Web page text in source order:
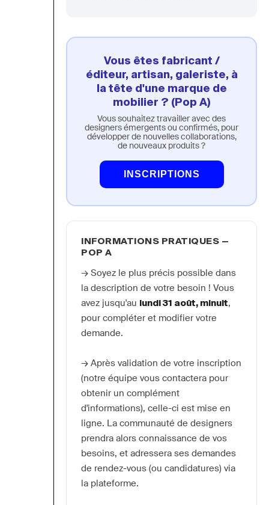
Vous êtes fabricant /
éditeur, artisan, galeriste, à
la tête d'une marque de
mobilier ? (Pop A)
Vous souhaitez travailler avec des
designers émergents ou confirmés, pour
développer de nouvelles collaborations,
de nouveaux produits ?
INSCRIPTIONS
INFORMATIONS PRATIQUES —
POP A
→ Soyez le plus précis possible dans
la description de votre besoin ! Vous
avez jusqu'au lundi 31 août, minuit,
pour compléter et modifier votre
demande.
→ Après validation de votre inscription
(notre équipe vous contactera pour
obtenir un complément
d'informations), celle-ci est mise en
ligne. La communauté de designers
prendra alors connaissance de vos
besoins, et adressera ses demandes
de rendez-vous (ou candidatures) via
la plateforme.